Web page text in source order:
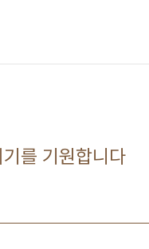
를 기원합니다